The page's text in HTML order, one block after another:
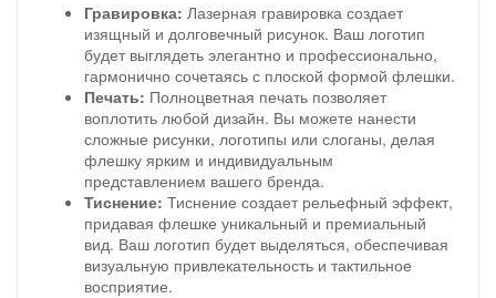
Гравировка: Лазерная гравировка создает
изящный и долговечный рисунок. Ваш логотип
будет выглядеть элегантно и профессионально,
гармонично сочетаясь с плоской формой флешки.
Печать: Полноцветная печать позволяет
воплотить любой дизайн. Вы можете нанести
сложные рисунки, логотипы или слоганы, делая
флешку ярким и индивидуальным
представлением вашего бренда.
Тиснение: Тиснение создает рельефный эффект,
придавая флешке уникальный и премиальный
вид. Ваш логотип будет выделяться, обеспечивая
визуальную привлекательность и тактильное
восприятие.